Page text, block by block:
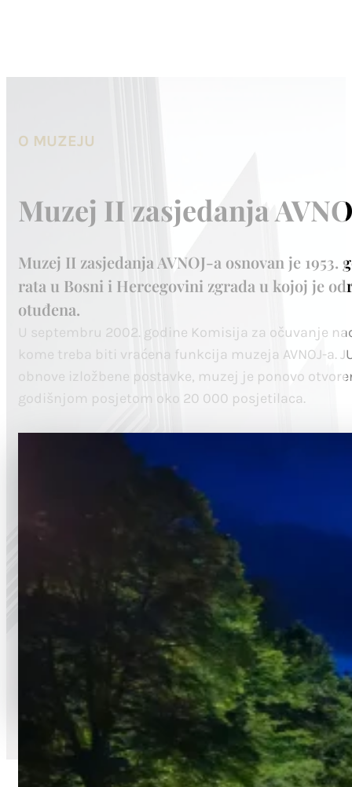
O MUZEJU
Muzej II zasjedanja
Muzej II zasjedanja AVNOJ-a osnovan je
rata u Bosni i Hercegovini zgrada u kojoj je
otuđena.
U septembru 2002. godine Komisija za očuvanje
kome treba biti vraćena funkcija muzeja AVNOJ-a.
obnove izložbene postavke, muzej je ponovo
godišnjom posjetom oko 20 000 posjetilaca.